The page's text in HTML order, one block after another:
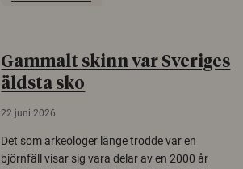
Gammalt skinn var Sveriges
äldsta sko
22 juni 2026
Det som arkeologer länge trodde var en
björnfäll visar sig vara delar av en 2000 år